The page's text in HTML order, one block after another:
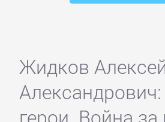
Жидков